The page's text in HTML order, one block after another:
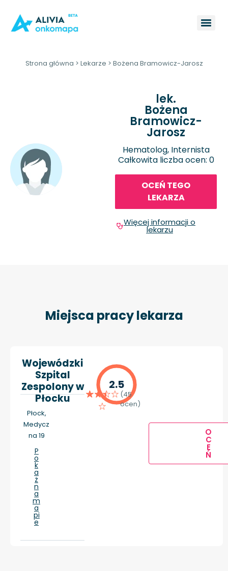
Strona główna > Lekarze > Bożena Bramowicz-Jarosz
lek.
Bożena
Bramowicz-
Jarosz
Hematolog, Internista
Całkowita liczba ocen: 0
OCEŃ TEGO
LEKARZA
Więcej informacji o
lekarzu
Miejsca pracy lekarza
Wojewódzki
Szpital
Zespolony w
Płocku
Płock,
Medycz
na 19
P
o
k
a
ż
n
a
m
a
pi
e
2.5
(45
ocen)
O
C
E
Ń